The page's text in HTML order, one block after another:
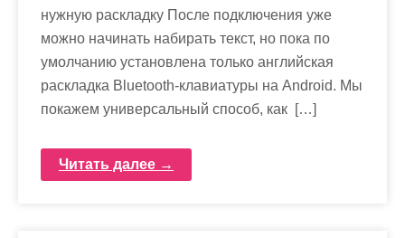
нужную раскладку После подключения уже
можно начинать набирать текст, но пока по
умолчанию установлена только английская
раскладка Bluetooth-клавиатуры на Android. Мы
покажем универсальный способ, как […]
Читать далее →